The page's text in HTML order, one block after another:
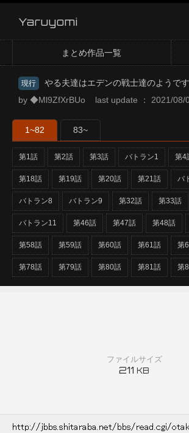
Yaruyomi
まとめ作品一覧
現行
やる夫達はエデンの戦士達のようです
by ◆Ml9ZfXrBUo last update ： 2021/08/
1~82 83~
第1話 第2話 第3話 バトラン1 第4
第18話 第19話 第20話 第21話 バ
バトラン8 バトラン9 第32話 第33話
バトラン11 第46話 第47話 第48話
第58話 第59話 第60話 第61話 第
第78話 第79話 第80話 第81話 第
ファイルサイズ
211 KB
http://jbbs.shitaraba.net/bbs/read.cgi/